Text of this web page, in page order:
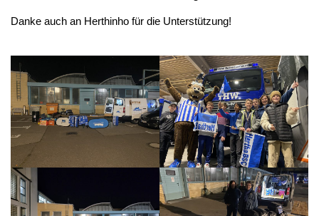
Danke auch an Herthinho für die Unterstützung!